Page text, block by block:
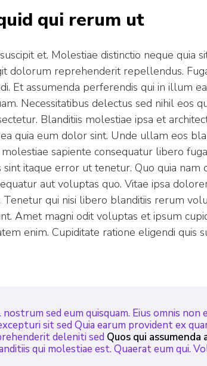
qui rerum ut
et. Molestiae distinctio neque quia
dolorum reprehenderit repellendus.
Et assumenda perferendis qui in illum
Necessitatibus delectus sed nihil eos
Blanditiis molestiae ipsa et
quia eum dolor sint. Unde ullam eos
sapiente consequatur libero
sint itaque error ut tenetur. Quo quia nam
aut voluptas quo. Vitae ipsa
Tenetur qui nisi libero blanditiis rerum
Amet magni odit voluptas et ipsum
enim. Cupiditate ratione eligendi quis
nostrum sed eum quisquam. Eius omnis
sit sed Quia earum provident ex
deleniti sed Quos qui
qui molestiae est. Quaerat eum qui.